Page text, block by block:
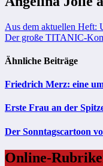
Aus dem aktuellen Heft:
Der große TITANIC-
Ähnliche Beiträge
Friedrich Merz: eine
Erste Frau an der
Der Sonntagscartoon
Online-